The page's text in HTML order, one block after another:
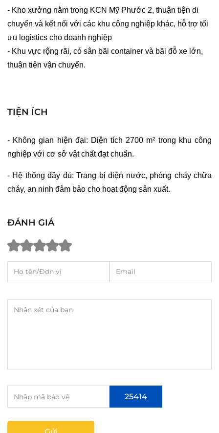
- Kho xưởng nằm trong KCN Mỹ Phước 2, thuận tiện di
chuyển và kết nối với các khu công nghiệp khác, hỗ trợ tối
ưu logistics cho doanh nghiệp
- Khu vực rộng rãi, có sân bãi container và bãi đỗ xe lớn,
thuận tiện vận chuyển.
TIỆN ÍCH
- Không gian hiện đại: Diện tích 2700 m² trong khu công
nghiệp với cơ sở vật chất đạt chuẩn.
- Hệ thống đầy đủ: Trang bị điện nước, phòng cháy chữa
cháy, an ninh đảm bảo cho hoạt động sản xuất.
ĐÁNH GIÁ
25414